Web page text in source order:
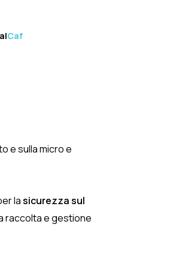
Caf
e sulla micro e
lasicurezza sul
raccolta e gestione